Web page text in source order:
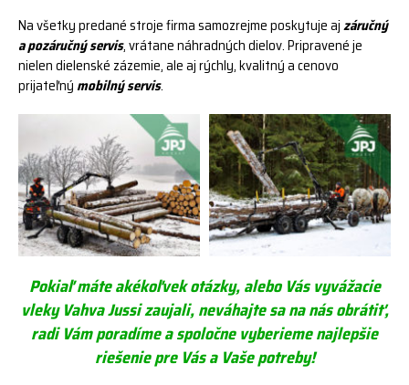
Na všetky predané stroje firma samozrejme poskytuje ajzáručný
a pozáručný servis, vrátane náhradných dielov. Pripravené je
nielen dielenské zázemie, ale aj rýchly, kvalitný a cenovo
prijateľný mobilný servis.
Pokiaľ máte akékoľvek otázky, alebo Vás vyvážacie
vleky Vahva Jussi zaujali, neváhajte sa na nás obrátiť,
radi Vám poradíme a spoločne vyberieme najlepšie
riešenie pre Vás a Vaše potreby!